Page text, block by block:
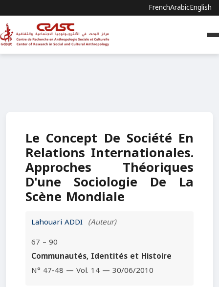
FrenchArabicEnglish
Le Concept De Société En
Relations Internationales.
Approches Théoriques
D'une Sociologie De La
Scène Mondiale
Lahouari ADDI (Auteur)
67 – 90
Communautés, Identités et Histoire
N° 47-48 — Vol. 14 — 30/06/2010